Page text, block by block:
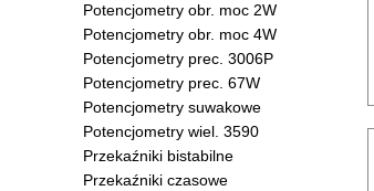
Potencjometry obr. moc 2W
Potencjometry obr. moc 4W
Potencjometry prec. 3006P
Potencjometry prec. 67W
Potencjometry suwakowe
Potencjometry wiel. 3590
Przekaźniki bistabilne
Przekaźniki czasowe